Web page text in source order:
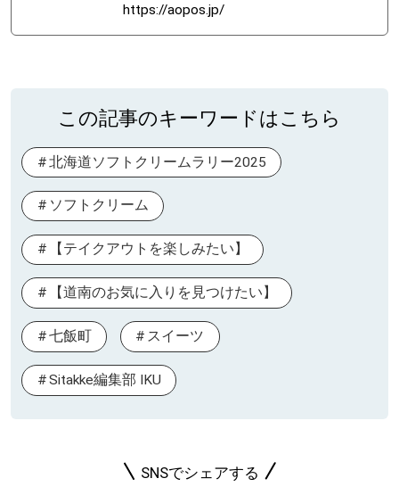
https://aopos.jp/
この記事のキーワードはこちら
北海道ソフトクリームラリー2025
ソフトクリーム
【テイクアウトを楽しみたい】
【道南のお気に入りを見つけたい】
七飯町 スイーツ
Sitakke編集部 IKU
SNSでシェアする